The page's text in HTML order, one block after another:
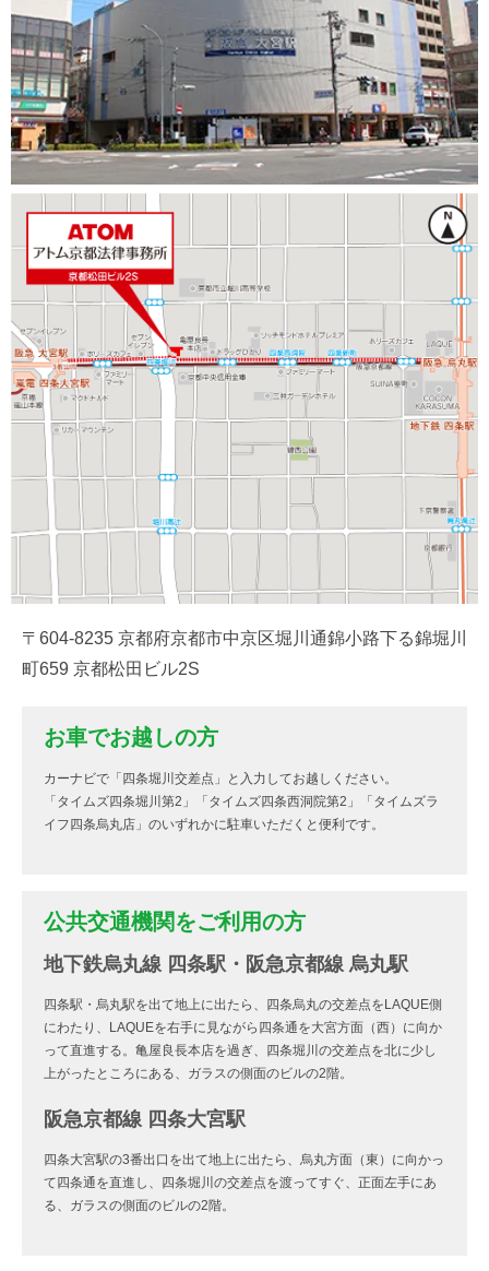
〒604-8235 京都府京都市中京区堀川通錦小路下る錦堀川
町659 京都松田ビル2S
お車でお越しの方
カーナビで「四条堀川交差点」と入力してお越しください。
「タイムズ四条堀川第2」「タイムズ四条西洞院第2」「タイムズラ
イフ四条烏丸店」のいずれかに駐車いただくと便利です。
公共交通機関をご利用の方
地下鉄烏丸線 四条駅・阪急京都線 烏丸駅
四条駅・烏丸駅を出て地上に出たら、四条烏丸の交差点をLAQUE側
にわたり、LAQUEを右手に見ながら四条通を大宮方面（西）に向か
って直進する。亀屋良長本店を過ぎ、四条堀川の交差点を北に少し
上がったところにある、ガラスの側面のビルの2階。
阪急京都線 四条大宮駅
四条大宮駅の3番出口を出て地上に出たら、烏丸方面（東）に向かっ
て四条通を直進し、四条堀川の交差点を渡ってすぐ、正面左手にあ
る、ガラスの側面のビルの2階。